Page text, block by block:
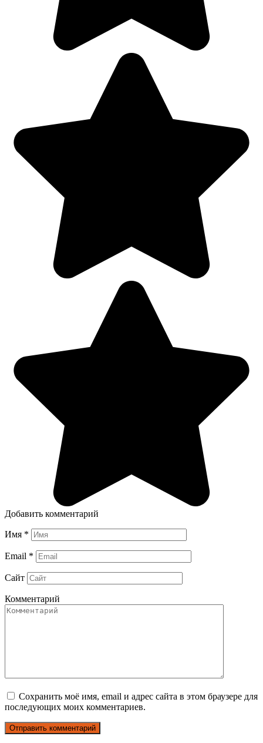
Добавить комментарий
Имя *
Email *
Сайт
Комментарий
Сохранить моё имя, email и адрес сайта в этом браузере для
последующих моих комментариев.